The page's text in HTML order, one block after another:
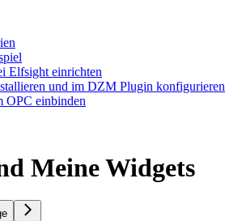
Elfsight einrichten
und im DZM Plugin konfigurieren
OPC einbinden
Meine Widgets